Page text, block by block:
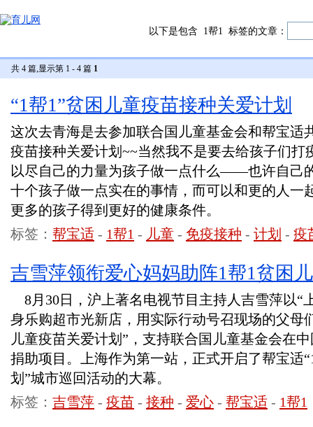
以下是包含 1帮1 标签的文章：
共 4 篇,显示第 1 - 4 篇 1
“1帮1”贫困儿童疫苗接种关爱计划
这次去青海是去参加联合国儿童基金会和帮宝适
疫苗接种关爱计划~~当然我不是要去给孩子们打
以尽自己的力量为孩子做一点什么——也许自己
十个孩子做一点实在的事情，而可以和更的人一
更多的孩子得到更好的健康条件。
标签： 帮宝适 - 1帮1 - 儿童 - 免疫接种 - 计划 - 疫
吉雪萍领衔爱心妈妈助阵1帮1贫困
8月30日，沪上著名电视节目主持人吉雪萍以“
身乐购超市光新店，用实际行动号召现场的父母
儿童疫苗关爱计划”，支持联合国儿童基金会在
捐助项目。上海作为第一站，正式开启了帮宝适
划”城市巡回活动的大幕。
标签： 吉雪萍 - 疫苗 - 接种 - 爱心 - 帮宝适 - 1帮1